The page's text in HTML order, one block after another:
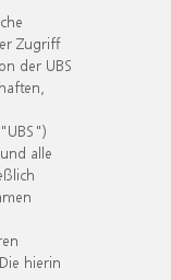
Zugriff
der UBS
alle
hierin